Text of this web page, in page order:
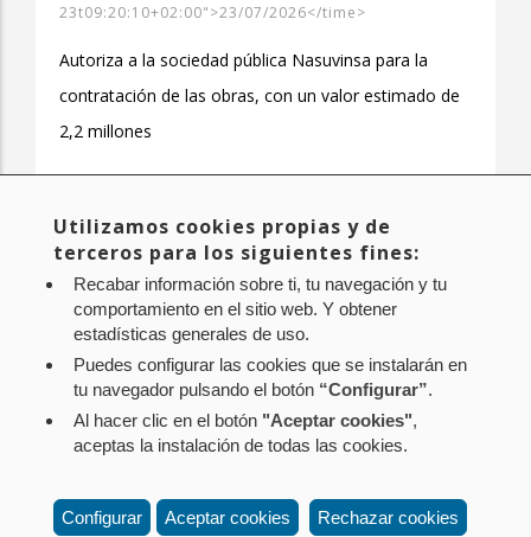
23t09:20:10+02:00">23/07/2026</time>
Autoriza a la sociedad pública Nasuvinsa para la
contratación de las obras, con un valor estimado de
2,2 millones
Paginación
Primera
página
« Primero
Página
anterior
‹ Anterior Page
1
Página
actual
2 Page
3
Page
Page Page
8 Page
9
Siguiente
página
Siguiente >
Última
Último »
Aviso legal Política de privacidad
Política de cookies
Contacto: Paseo de Sarasate nº 38, 2º Dcha - 31001
Utilizamos cookies propias y de
terceros para los siguientes fines:
Recabar información sobre ti, tu navegación y tu
comportamiento en el sitio web. Y obtener
estadísticas generales de uso.
Puedes configurar las cookies que se instalarán en
tu navegador pulsando el botón “Configurar”.
Al hacer clic en el botón "Aceptar cookies",
aceptas la instalación de todas las cookies.
Configurar Aceptar cookies Rechazar cookies